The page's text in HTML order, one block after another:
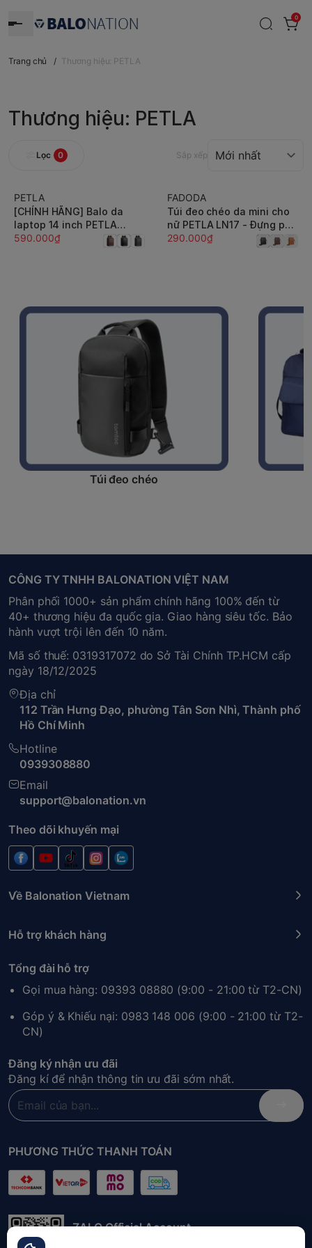
0
Trang chủ / Thương hiệu: PETLA
Thương hiệu: PETLA
Lọc 0 Sắp xếp
PETLA
[CHÍNH HÃNG] Balo da
laptop 14 inch PETLA
LBA4 công sở thanh lịch -
Nhiều ngăn, đứng form,
590.000₫
FADODA
Túi đeo chéo da mini cho
nữ PETLA LN17 - Đựng phụ
kiện nhỏ gọn, thời trang,
290.000₫
Túi đeo chéo
CÔNG TY TNHH BALONATION VIỆT NAM
Phân phối 1000+ sản phẩm chính hãng 100% đến từ
40+ thương hiệu đa quốc gia. Giao hàng siêu tốc. Bảo
hành vượt trội lên đến 10 năm.
Mã số thuế: 0319317072 do Sở Tài Chính TP.HCM cấp
ngày 18/12/2025
Địa chỉ
112 Trần Hưng Đạo, phường Tân Sơn Nhì, Thành phố
Hồ Chí Minh
Hotline
0939308880
Email
support@balonation.vn
Theo dõi khuyến mại
Về Balonation Vietnam
Hỗ trợ khách hàng
Tổng đài hỗ trợ
Gọi mua hàng: 09393 08880 (9:00 - 21:00 từ T2-CN)
Góp ý & Khiếu nại: 0983 148 006 (9:00 - 21:00 từ T2-
CN)
Đăng ký nhận ưu đãi
Đăng kí để nhận thông tin ưu đãi sớm nhất.
PHƯƠNG THỨC THANH TOÁN
ZALO Official Account